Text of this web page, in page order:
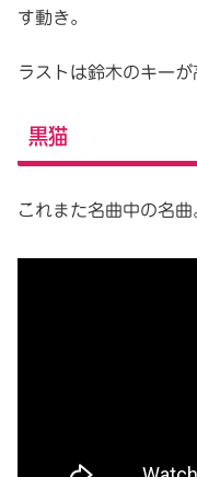
す動き。
ラストは鈴木のキーが
黒猫
これまた名曲中の名曲